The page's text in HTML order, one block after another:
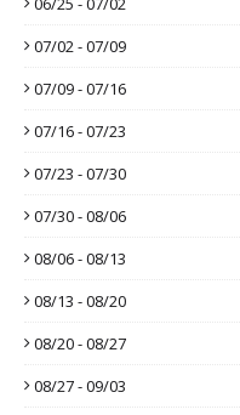
07/02 - 07/09
07/09 - 07/16
07/16 - 07/23
07/23 - 07/30
07/30 - 08/06
08/06 - 08/13
08/13 - 08/20
08/20 - 08/27
08/27 - 09/03